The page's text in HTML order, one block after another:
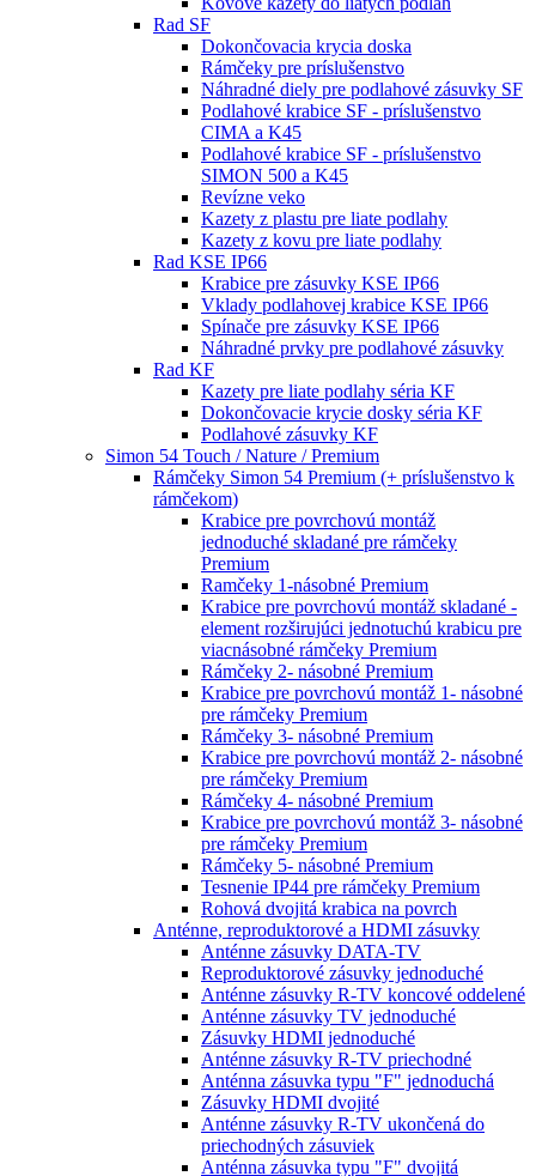
Rad SF
Dokončovacia krycia doska
Rámčeky pre príslušenstvo
Náhradné diely pre podlahové zásuvky SF
Podlahové krabice SF - príslušenstvo
CIMA a K45
Podlahové krabice SF - príslušenstvo
SIMON 500 a K45
Revízne veko
Kazety z plastu pre liate podlahy
Kazety z kovu pre liate podlahy
Rad KSE IP66
Krabice pre zásuvky KSE IP66
Vklady podlahovej krabice KSE IP66
Spínače pre zásuvky KSE IP66
Náhradné prvky pre podlahové zásuvky
Rad KF
Kazety pre liate podlahy séria KF
Dokončovacie krycie dosky séria KF
Podlahové zásuvky KF
Simon 54 Touch / Nature / Premium
Rámčeky Simon 54 Premium (+ príslušenstvo k
rámčekom)
Krabice pre povrchovú montáž
jednoduché skladané pre rámčeky
Premium
Ramčeky 1-násobné Premium
Krabice pre povrchovú montáž skladané -
element rozširujúci jednotuchú krabicu pre
viacnásobné rámčeky Premium
Rámčeky 2- násobné Premium
Krabice pre povrchovú montáž 1- násobné
pre rámčeky Premium
Rámčeky 3- násobné Premium
Krabice pre povrchovú montáž 2- násobné
pre rámčeky Premium
Rámčeky 4- násobné Premium
Krabice pre povrchovú montáž 3- násobné
pre rámčeky Premium
Rámčeky 5- násobné Premium
Tesnenie IP44 pre rámčeky Premium
Rohová dvojitá krabica na povrch
Anténne, reproduktorové a HDMI zásuvky
Anténne zásuvky DATA-TV
Reproduktorové zásuvky jednoduché
Anténne zásuvky R-TV koncové oddelené
Anténne zásuvky TV jednoduché
Zásuvky HDMI jednoduché
Anténne zásuvky R-TV priechodné
Anténna zásuvka typu "F" jednoduchá
Zásuvky HDMI dvojité
Anténne zásuvky R-TV ukončená do
priechodných zásuviek
Anténna zásuvka typu "F" dvojitá